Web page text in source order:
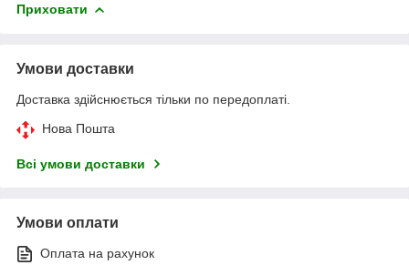
Приховати
Умови доставки
Доставка здійснюється тільки по передоплаті.
Нова Пошта
Всі умови доставки
Умови оплати
Оплата на рахунок